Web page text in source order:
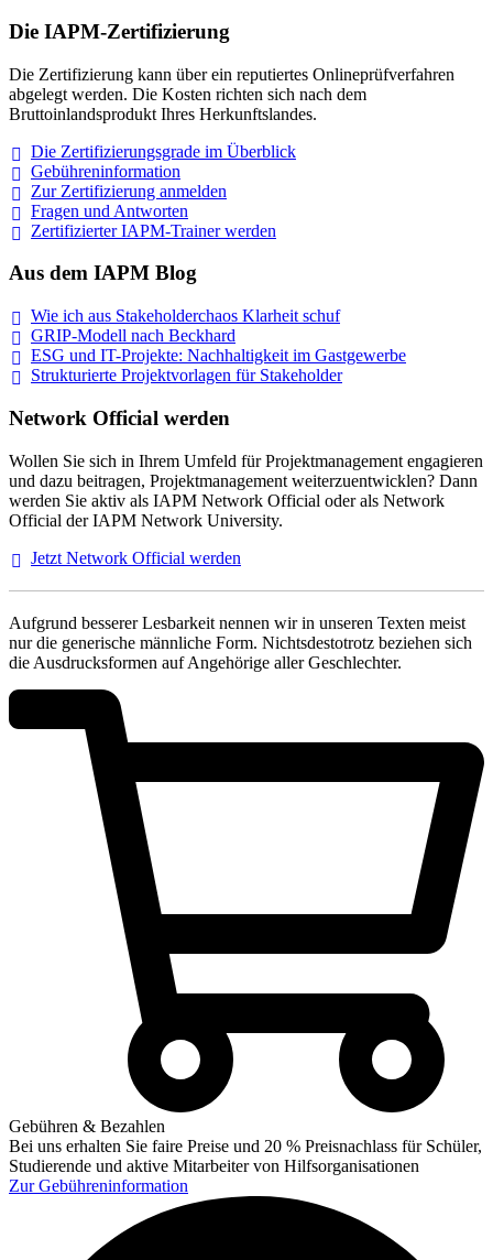
Die IAPM-Zertifizierung
Die Zertifizierung kann über ein reputiertes Onlineprüfverfahren
abgelegt werden. Die Kosten richten sich nach dem
Bruttoinlandsprodukt Ihres Herkunftslandes.
Die Zertifizierungsgrade im Überblick
Gebühreninformation
Zur Zertifizierung anmelden
Fragen und Antworten
Zertifizierter IAPM-Trainerwerden
Aus dem IAPM Blog
Wie ich aus Stakeholderchaos Klarheit schuf
GRIP-Modell nach Beckhard
ESG und IT-Projekte: Nachhaltigkeit im Gastgewerbe
Strukturierte Projektvorlagen für Stakeholder
Network Official werden
Wollen Sie sich in Ihrem Umfeld für Projektmanagement engagieren
und dazu beitragen, Projektmanagement weiterzuentwicklen? Dann
werden Sie aktiv als IAPM Network Official oder als Network
Official der IAPM Network University.
Jetzt Network Official werden
Aufgrund besserer Lesbarkeit nennen wir in unseren Texten meist
nur die generische männliche Form. Nichtsdestotrotz beziehen sich
die Ausdrucksformen auf Angehörige aller Geschlechter.
Gebühren & Bezahlen
Bei uns erhalten Sie faire Preise und 20 % Preisnachlass für Schüler,
Studierende und aktive Mitarbeiter von Hilfsorganisationen
ZurGebühreninformation